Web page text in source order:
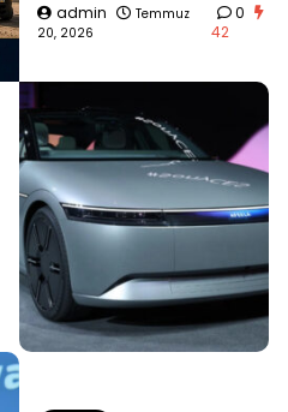
admin
Temmuz
20, 2026
0
42